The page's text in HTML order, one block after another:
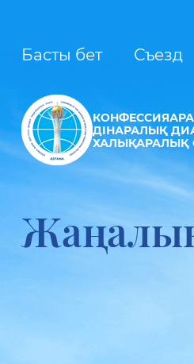
Басты бет Съезд
ДІНАРАЛЫҚ
ХАЛЫҚАРАЛЫҚ